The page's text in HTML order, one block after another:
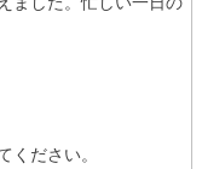
ください。